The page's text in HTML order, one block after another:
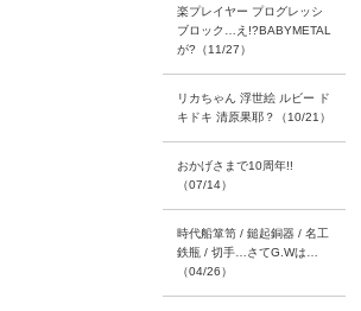
楽プレイヤー プログレッシ
ブロック…え!?BABYMETAL
が?（11/27）
リカちゃん 浮世絵 ルビー ド
キドキ 清原果耶？（10/21）
おかげさまで10周年!!
（07/14）
時代船箪笥 / 鎚起銅器 / 名工
鉄瓶 / 切手…さてG.Wは…
（04/26）